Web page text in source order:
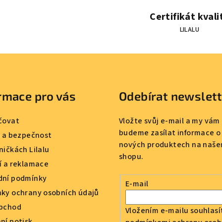
r
Certifikát
LILALU
pro vás
bezpečnost
Lilalu
a reklamace
podmínky
ochrany osobních údajů
Odebírat
Vložte svůj e-mail a my vám
budeme zasílat informace o
nových produktech na
shopu.
E-mail
Vložením e-mailu